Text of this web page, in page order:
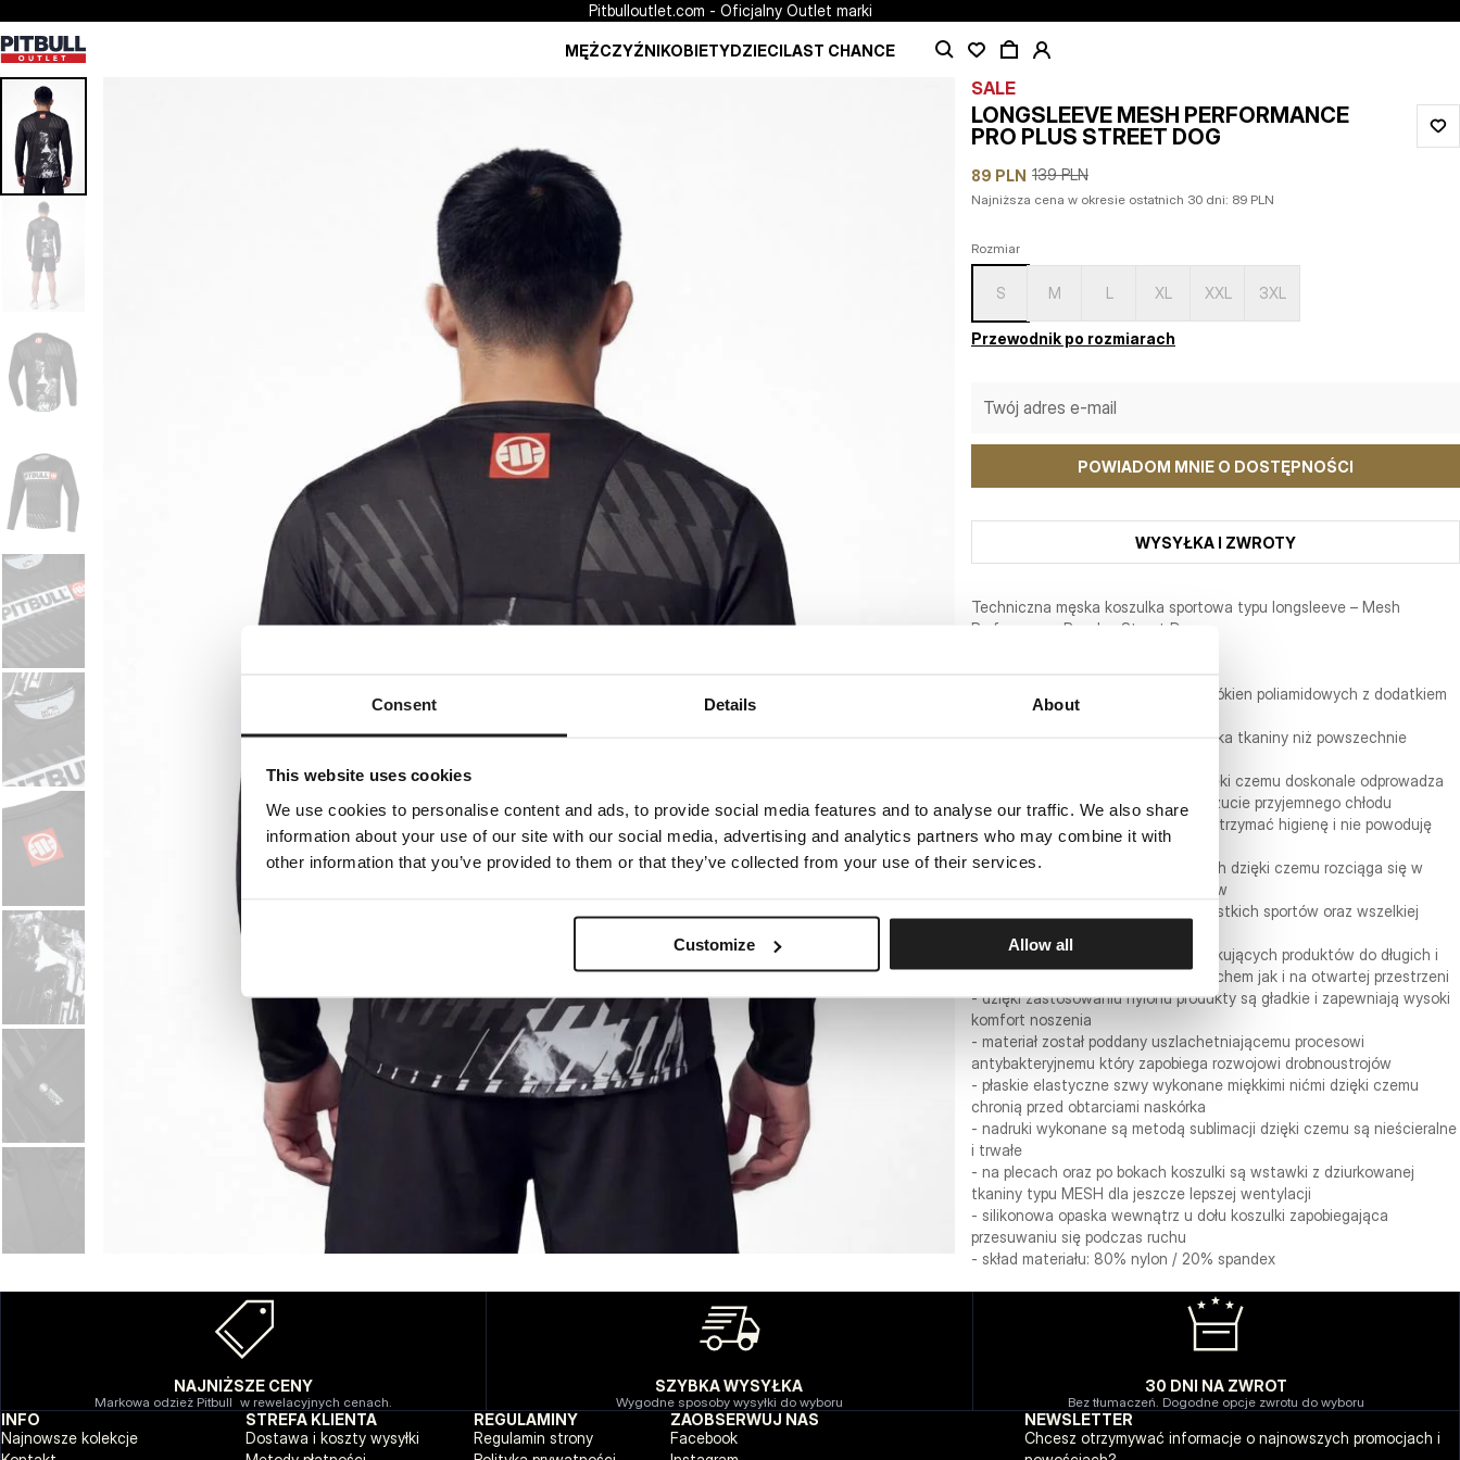
Consent Details About
This website uses cookies
We use cookies to personalise content and ads, to provide social media features and to analyse our traffic. We also share
information about your use of our site with our social media, advertising and analytics partners who may combine it with
other information that you’ve provided to them or that they’ve collected from your use of their services.
Customize Allow all
Pitbulloutlet.com - Oficjalny Outlet marki
MĘŻCZYŹNIKOBIETYDZIECILAST CHANCE
SALE
LONGSLEEVE MESH PERFORMANCE
PRO PLUS STREET DOG
89 PLN 139 PLN
Najniższa cena w okresie ostatnich 30 dni: 89 PLN
Rozmiar
S M L XL XXL 3XL
Przewodnik po rozmiarach
POWIADOM MNIE O DOSTĘPNOŚCI
WYSYŁKA I ZWROTY
Techniczna męska koszulka sportowa typu longsleeve – Mesh
Performance Pro plus Street Dog
- wykonana z najwyższej jakości włókien poliamidowych z dodatkiem
elastycznej przędzy
- znacznie szlachetniejsza mieszanka tkaniny niż powszechnie
- termo aktywna i oddychająca dzięki czemu doskonale odprowadza
ciepło z twojej skóry, powodując uczucie przyjemnego chłodu
- szybkoschnący materiał pomaga utrzymać higienę i nie powoduję
przykrego zapachu
- tkanina z systemem 4-way stretch dzięki czemu rozciąga się w
każdym kierunku nie krępując ruchów
- przeznaczona do uprawiania wszystkich sportów oraz wszelkiej
- linia przeznaczona dla osób poszukujących produktów do długich i
ciężkich treningów zarówno pod dachem jak i na otwartej przestrzeni
- dzięki zastosowaniu nylonu produkty są gładkie i zapewniają wysoki
komfort noszenia
- materiał został poddany uszlachetniającemu procesowi
antybakteryjnemu który zapobiega rozwojowi drobnoustrojów
- płaskie elastyczne szwy wykonane miękkimi nićmi dzięki czemu
chronią przed obtarciami naskórka
- nadruki wykonane są metodą sublimacji dzięki czemu są nieścieralne
i trwałe
- na plecach oraz po bokach koszulki są wstawki z dziurkowanej
tkaniny typu MESH dla jeszcze lepszej wentylacji
- silikonowa opaska wewnątrz u dołu koszulki zapobiegająca
przesuwaniu się podczas ruchu
- skład materiału: 80% nylon / 20% spandex
NAJNIŻSZE CENY
Markowa odzież Pitbull w rewelacyjnych cenach.
SZYBKA WYSYŁKA
Wygodne sposoby wysyłki do wyboru
30 DNI NA ZWROT
Bez tłumaczeń. Dogodne opcje zwrotu do wyboru
INFO
Najnowsze kolekcje
STREFA KLIENTA
Dostawa i koszty wysyłki
REGULAMINY
Regulamin strony
ZAOBSERWUJ NAS
Facebook
NEWSLETTER
Chcesz otrzymywać informacje o najnowszych promocjach i